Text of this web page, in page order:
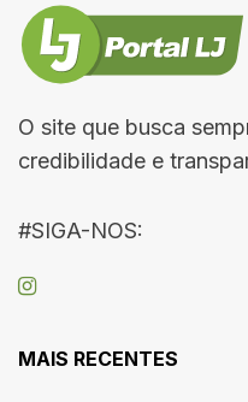
O site que busca
credibilidade e
#SIGA-NOS:
MAIS RECENTES